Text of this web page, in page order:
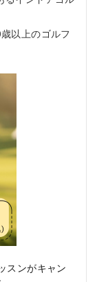
以上のゴルフ
スンがキャン